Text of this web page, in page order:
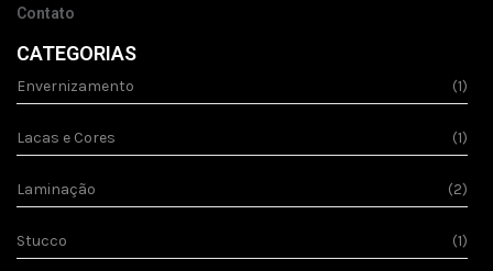
Contato
CATEGORIAS
Envernizamento (1)
Lacas e Cores (1)
Laminação (2)
Stucco (1)